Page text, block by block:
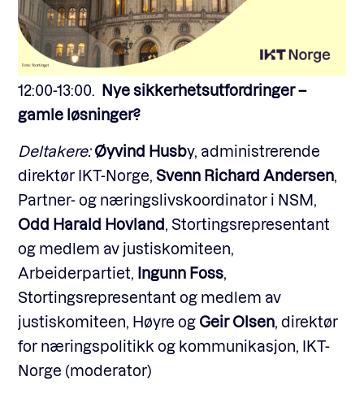
12:00-13:00. Nye sikkerhetsutfordringer –
gamle løsninger?
Deltakere:Øyvind Husby, administrerende
direktør IKT-Norge, Svenn Richard Andersen
Partner- og næringslivskoordinator i NSM,
Odd Harald Hovland , Stortingsrepresentant
og medlem av justiskomiteen,
Arbeiderpartiet, Ingunn Foss
Stortingsrepresentant og medlem av
justiskomiteen, Høyre og Geir Olsen , direktør
for næringspolitikk og kommunikasjon, IKT-
Norge (moderator)